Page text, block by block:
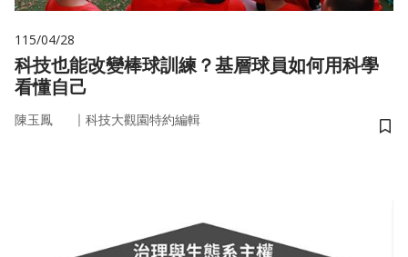
115/04/28
科技也能改變棒球訓練？基層球員如何用科學
看懂自己
陳玉鳳 ｜ 科技大觀園特約編輯
儲